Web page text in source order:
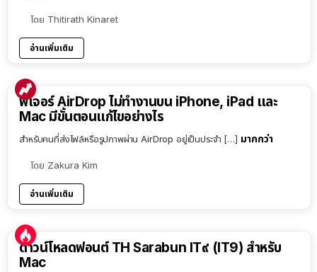
โดย Thitirath Kinaret
อ่านเพิ่มเติม
ฟีเจอร์ AirDrop ไม่ทำงานบน iPhone, iPad และ
Mac มีขั้นตอนแก้ไขอย่างไร
สำหรับคนที่ส่งไฟล์หรือรูปภาพผ่าน AirDrop อยู่เป็นประจำ […] มากกว่า
โดย Zakura Kim
อ่านเพิ่มเติม
ดาวน์โหลดฟอนต์ TH Sarabun IT๙ (IT9) สำหรับ
Mac